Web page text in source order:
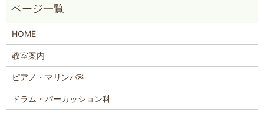
HOME
教室案内
ピアノ・マリンバ科
ドラム・パーカッション科